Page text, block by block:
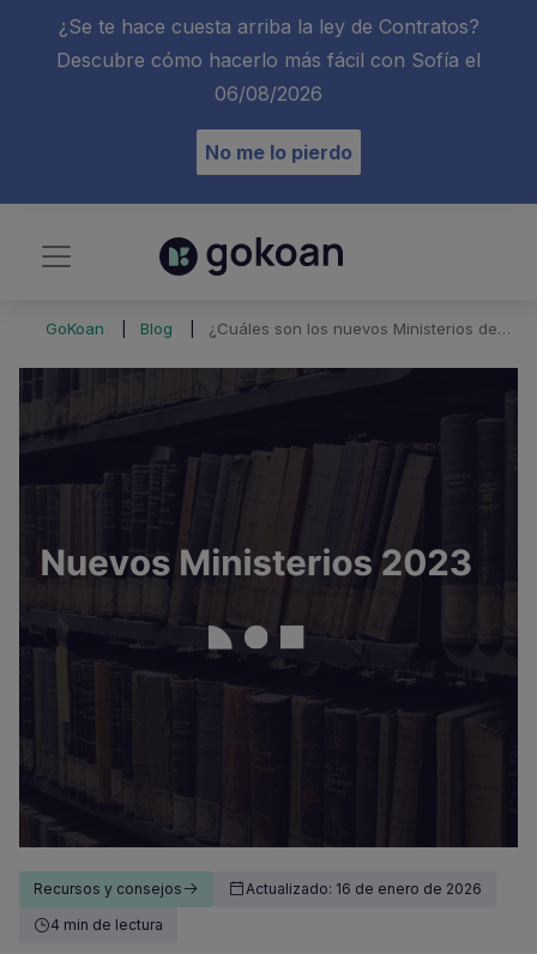
¿Se te hace cuesta arriba la ley de Contratos?
Descubre cómo hacerlo más fácil con Sofía el
06/08/2026
No me lo pierdo
GoKoan Blog ¿Cuáles son los nuevos Ministerios desde 2023?
Recursos y consejos
Actualizado: 16 de enero de 2026
4 min de lectura